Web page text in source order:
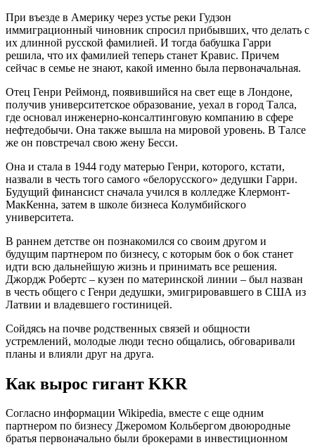
При въезде в Америку через устье реки Гудзон
иммиграционный чиновник спросил прибывших, что делать с
их длинной русской фамилией. И тогда бабушка Гарри
решила, что их фамилией теперь станет Кравис. Причем
сейчас в семье не знают, какой именно была первоначальная.
Отец Генри Реймонд, появившийся на свет еще в Лондоне,
получив университетское образование, уехал в город Талса,
где основал инженерно-консалтинговую компанию в сфере
нефтедобычи. Она также вышла на мировой уровень. В Талсе
же он повстречал свою жену Бесси.
Она и стала в 1944 году матерью Генри, которого, кстати,
назвали в честь того самого «белорусского» дедушки Гарри.
Будущий финансист сначала учился в колледже Клермонт-
МакКенна, затем в школе бизнеса Колумбийского
университета.
В раннем детстве он познакомился со своим другом и
будущим партнером по бизнесу, с которым бок о бок станет
идти всю дальнейшую жизнь и принимать все решения.
Джордж Робертс – кузен по материнской линии – был назван
в честь общего с Генри дедушки, эмигрировавшего в США из
Латвии и владевшего гостиницей.
Сойдясь на почве родственных связей и общности
устремлений, молодые люди тесно общались, обговаривали
планы и влияли друг на друга.
Как вырос гигант KKR
Согласно информации Wikipedia, вместе с еще одним
партнером по бизнесу Джеромом Кольбергом двоюродные
братья первоначально были брокерами в инвестиционном